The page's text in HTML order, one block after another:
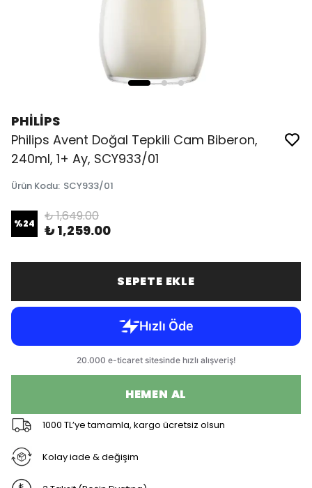
PHİLİPS
Philips Avent Doğal Tepkili Cam Biberon,
240ml, 1+ Ay, SCY933/01
Ürün Kodu: SCY933/01
%24 ₺ 1,649.00
₺ 1,259.00
SEPETE EKLE
HEMEN AL
1000 TL’ye tamamla, kargo ücretsiz olsun
Kolay iade & değişim